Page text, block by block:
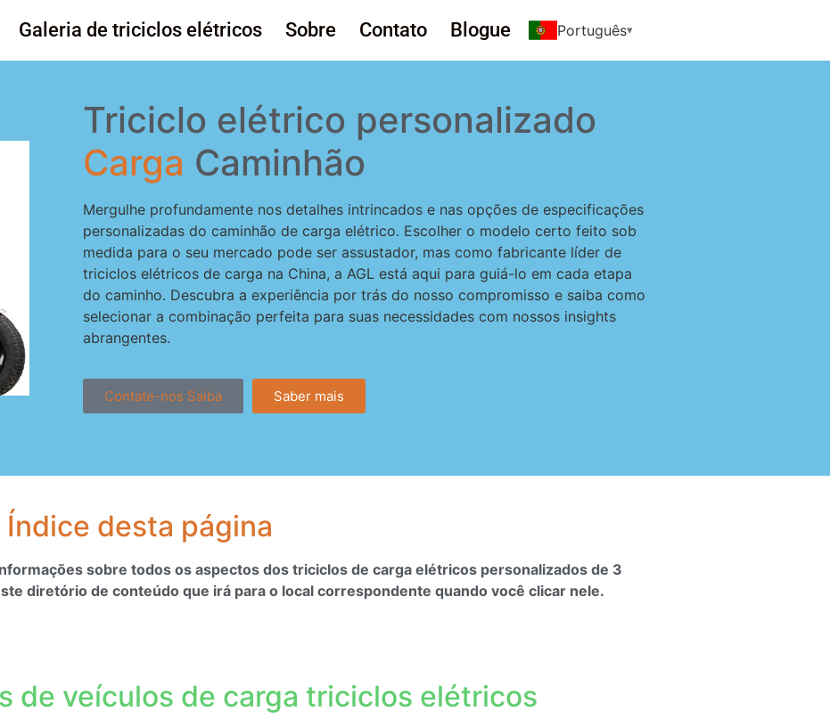
Galeria de triciclos elétricos Sobre Contato Blogue Português
Triciclo elétrico personalizado
Carga Caminhão
Mergulhe profundamente nos detalhes intrincados e nas opções de especificações
personalizadas do caminhão de carga elétrico. Escolher o modelo certo feito sob
medida para o seu mercado pode ser assustador, mas como fabricante líder de
triciclos elétricos de carga na China, a AGL está aqui para guiá-lo em cada etapa
do caminho. Descubra a experiência por trás do nosso compromisso e saiba como
selecionar a combinação perfeita para suas necessidades com nossos insights
abrangentes.
Contate-nos Saiba Saber mais
Índice desta página
sobre todos os aspectos dos triciclos de carga elétricos personalizados de 3
diretório de conteúdo que irá para o local correspondente quando você clicar nele.
de veículos de carga triciclos elétricos